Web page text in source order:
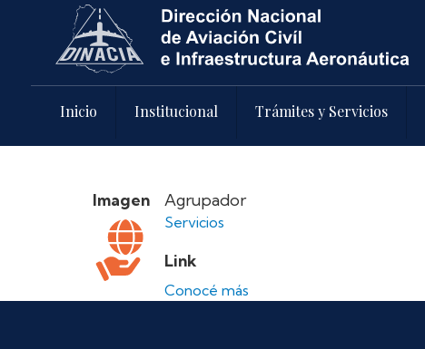
Pasar al contenido principal
Inicio Institucional Trámites y Servicios
Imagen Agrupador
Servicios
Link
Conocé más